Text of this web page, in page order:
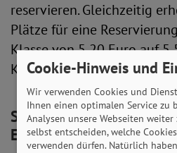
reservieren. Gleichzeitig
Plätze für eine
Klasse von 5,20 Euro auf
Klasse werden 6,90 statt
SoVD: Höhere Preise
Entscheidung für die
Cookie-Hinweis und
Wir verwenden Cookies und
Ihnen einen optimalen Service zu
Analysen unsere Webseiten weiter
selbst entscheiden, welche
verwenden dürfen. Natürlich